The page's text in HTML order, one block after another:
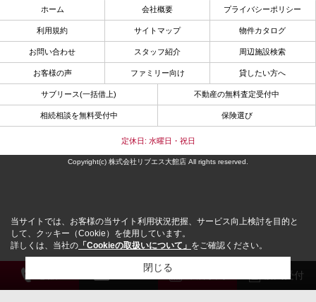
解約受付
ホーム 会社概要 プライバシーポリシー
利用規約 サイトマップ 物件カタログ
お問い合わせ スタッフ紹介 周辺施設検索
お客様の声 ファミリー向け 貸したい方へ
サブリース(一括借上) 不動産の無料査定受付中
相続相談を無料受付中 保険選び
定休日: 水曜日・祝日
Copyright(c) 株式会社リブエス大館店 All rights reserved.
当サイトでは、お客様の当サイト利用状況把握、サービス向上検討を目的と
して、クッキー（Cookie）を使用しています。
詳しくは、当社の 「Cookieの取扱いについて」 をご確認ください。
閉じる